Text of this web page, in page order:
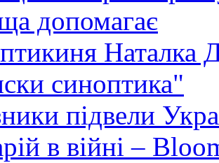
допомагає
Наталка
синоптика"
підвели
в війні –